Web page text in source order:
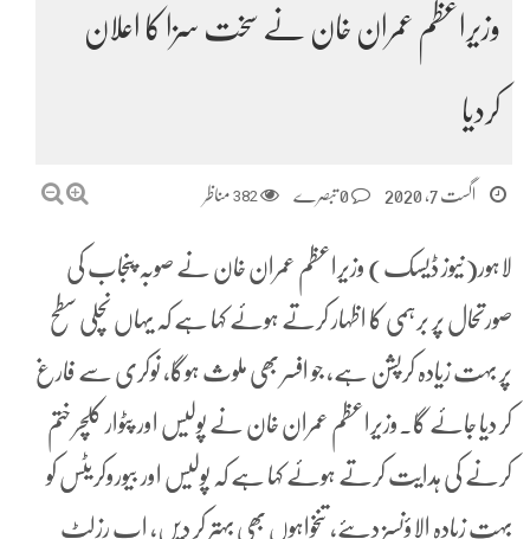
وزیراعظم عمران خان نے سخت سزا کا اعلان
کردیا
اگست 7, 2020 382 مناظر
لاہور(نیوز ڈیسک) وزیراعظم عمران خان نے صوبہ پنجاب کی
صورتحال پر برہمی کا اظہار کرتے ہوئے کہا ہے کہ یہاں نچلی سطح
پر بہت زیادہ کرپشن ہے، جو افسر بھی ملوث ہوگا، نوکری سے فارغ
کر دیا جائے گا۔وزیراعظم عمران خان نے پولیس اور پٹوار کلچر ختم
کرنے کی ہدایت کرتے ہوئے کہا ہے کہ پولیس اور بیوروکریٹس کو
بہت زیادہ الاؤنسز دیئے، تنخواہوں بھی بہتر کر دیں، اب رزلٹ